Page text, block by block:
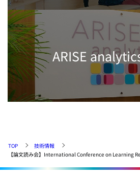
ARISE
TOP
技術情報
【論文読み会】International Conference on Learning